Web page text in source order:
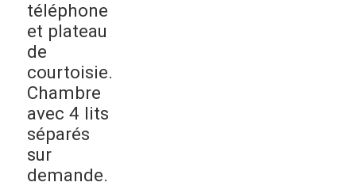
téléphone
et plateau
de
courtoisie.
Chambre
avec 4 lits
séparés
sur
demande.